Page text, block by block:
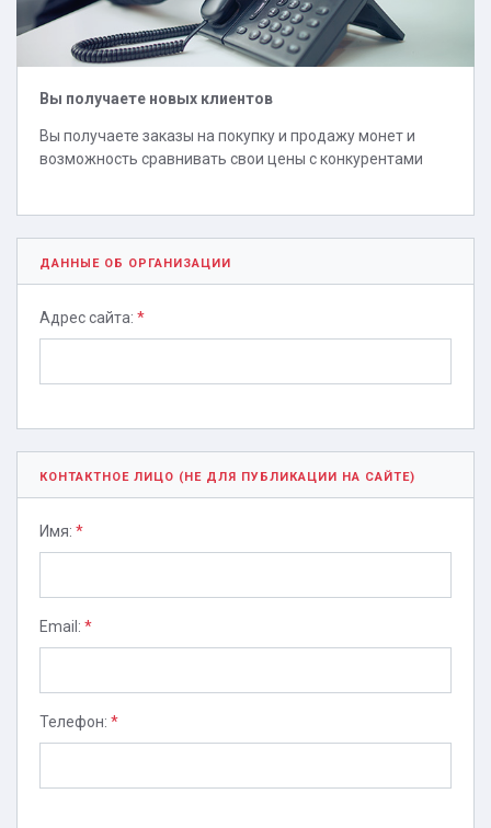
Вы получаете новых клиентов
Вы получаете заказы на покупку и продажу монет и
возможность сравнивать свои цены с конкурентами
ДАННЫЕ ОБ ОРГАНИЗАЦИИ
Адрес сайта: *
КОНТАКТНОЕ ЛИЦО (НЕ ДЛЯ ПУБЛИКАЦИИ НА САЙТЕ)
Имя: *
Email: *
Телефон: *